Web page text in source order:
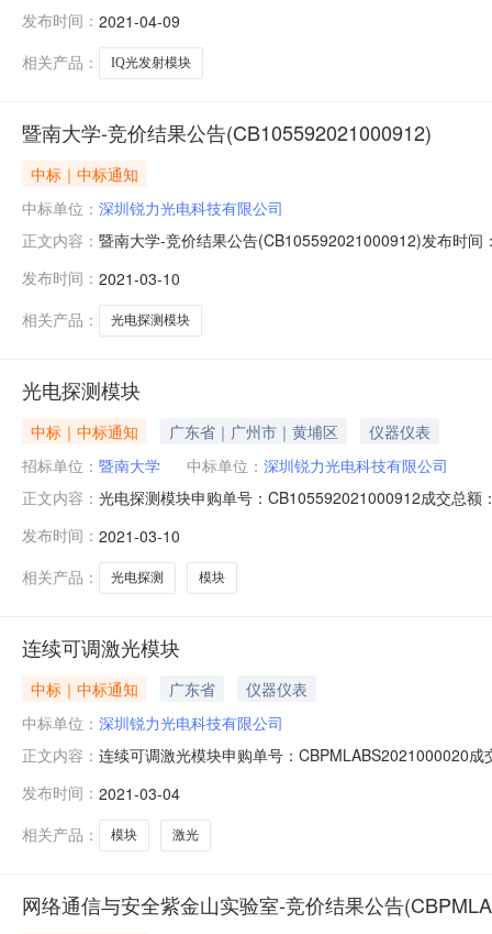
间："合同签订后30天内送达"安装要求："免费上门安装
发布时间： 2021-04-09
相关产品：
IQ光发射模块
暨南大学-竞价结果公告(CB105592021000912)
中标｜中标通知
中标单位： 深圳锐力光电科技有限公司
正文内容： 暨南大学-竞价结果公告(CB105592021000912)发布时
料费）"收货地址："******"付款方式："货到验收合格后付
发布时间： 2021-03-10
相关产品：
光电探测模块
光电探测模块
中标｜中标通知 广东省｜广州市｜黄埔区
仪器仪表
招标单位： 暨南大学 中标单位： 深圳锐力光电科技有限公司
正文内容： 光电探测模块申购单号：CB105592021000912成交总额
有异议，请在发布成交结果之日起三个工作日内向采购
发布时间： 2021-03-10
相关产品：
光电探测 模块
连续可调激光模块
中标｜中标通知 广东省
仪器仪表
中标单位： 深圳锐力光电科技有限公司
正文内容： 连续可调激光模块申购单号：CBPMLABS2021000020
明：质疑说明：如果对成交结果有异议，请在发布成交
发布时间： 2021-03-04
相关产品：
模块 激光
网络通信与安全紫金山实验室-竞价结果公告